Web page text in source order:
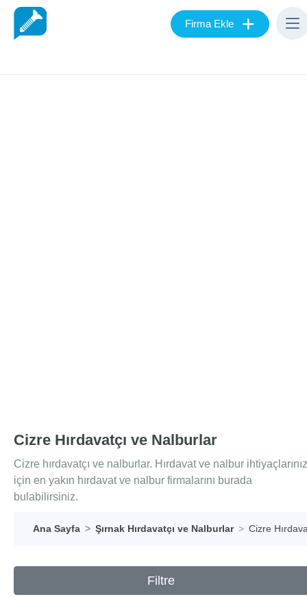
Firma Ekle +
Cizre Hırdavatçı ve Nalburlar
Cizre hırdavatçı ve nalburlar. Hırdavat ve nalbur ihtiyaçlarınız
için en yakın hırdavat ve nalbur firmalarını burada
bulabilirsiniz.
Ana Sayfa Şırnak Hırdavatçı ve Nalburlar Cizre
Filtre